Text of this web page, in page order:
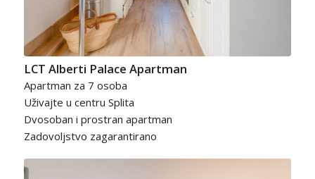
LCT Alberti Palace Apartman
Apartman za 7 osoba
Uživajte u centru Splita
Dvosoban i prostran apartman
Zadovoljstvo zagarantirano